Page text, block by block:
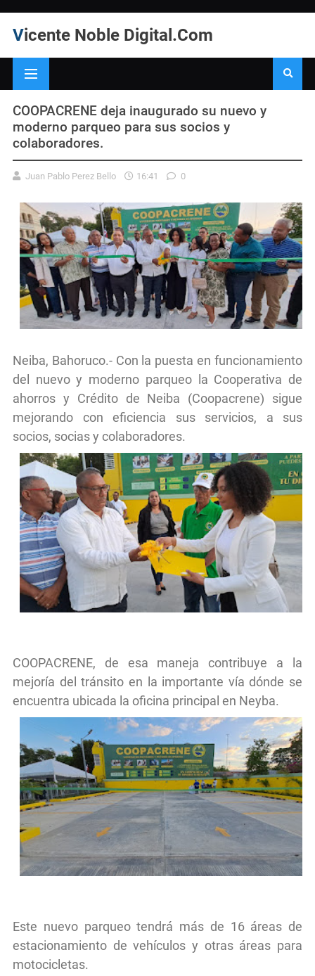
Vicente Noble Digital.Com
COOPACRENE deja inaugurado su nuevo y
moderno parqueo para sus socios y
colaboradores.
Juan Pablo Perez Bello 16:41 0
Neiba, Bahoruco.- Con la puesta en funcionamiento
del nuevo y moderno parqueo la Cooperativa de
ahorros y Crédito de Neiba (Coopacrene) sigue
mejorando con eficiencia sus servicios, a sus
socios, socias y colaboradores.
COOPACRENE, de esa maneja contribuye a la
mejoría del tránsito en la importante vía dónde se
encuentra ubicada la oficina principal en Neyba.
Este nuevo parqueo tendrá más de 16 áreas de
estacionamiento de vehículos y otras áreas para
motocicletas.